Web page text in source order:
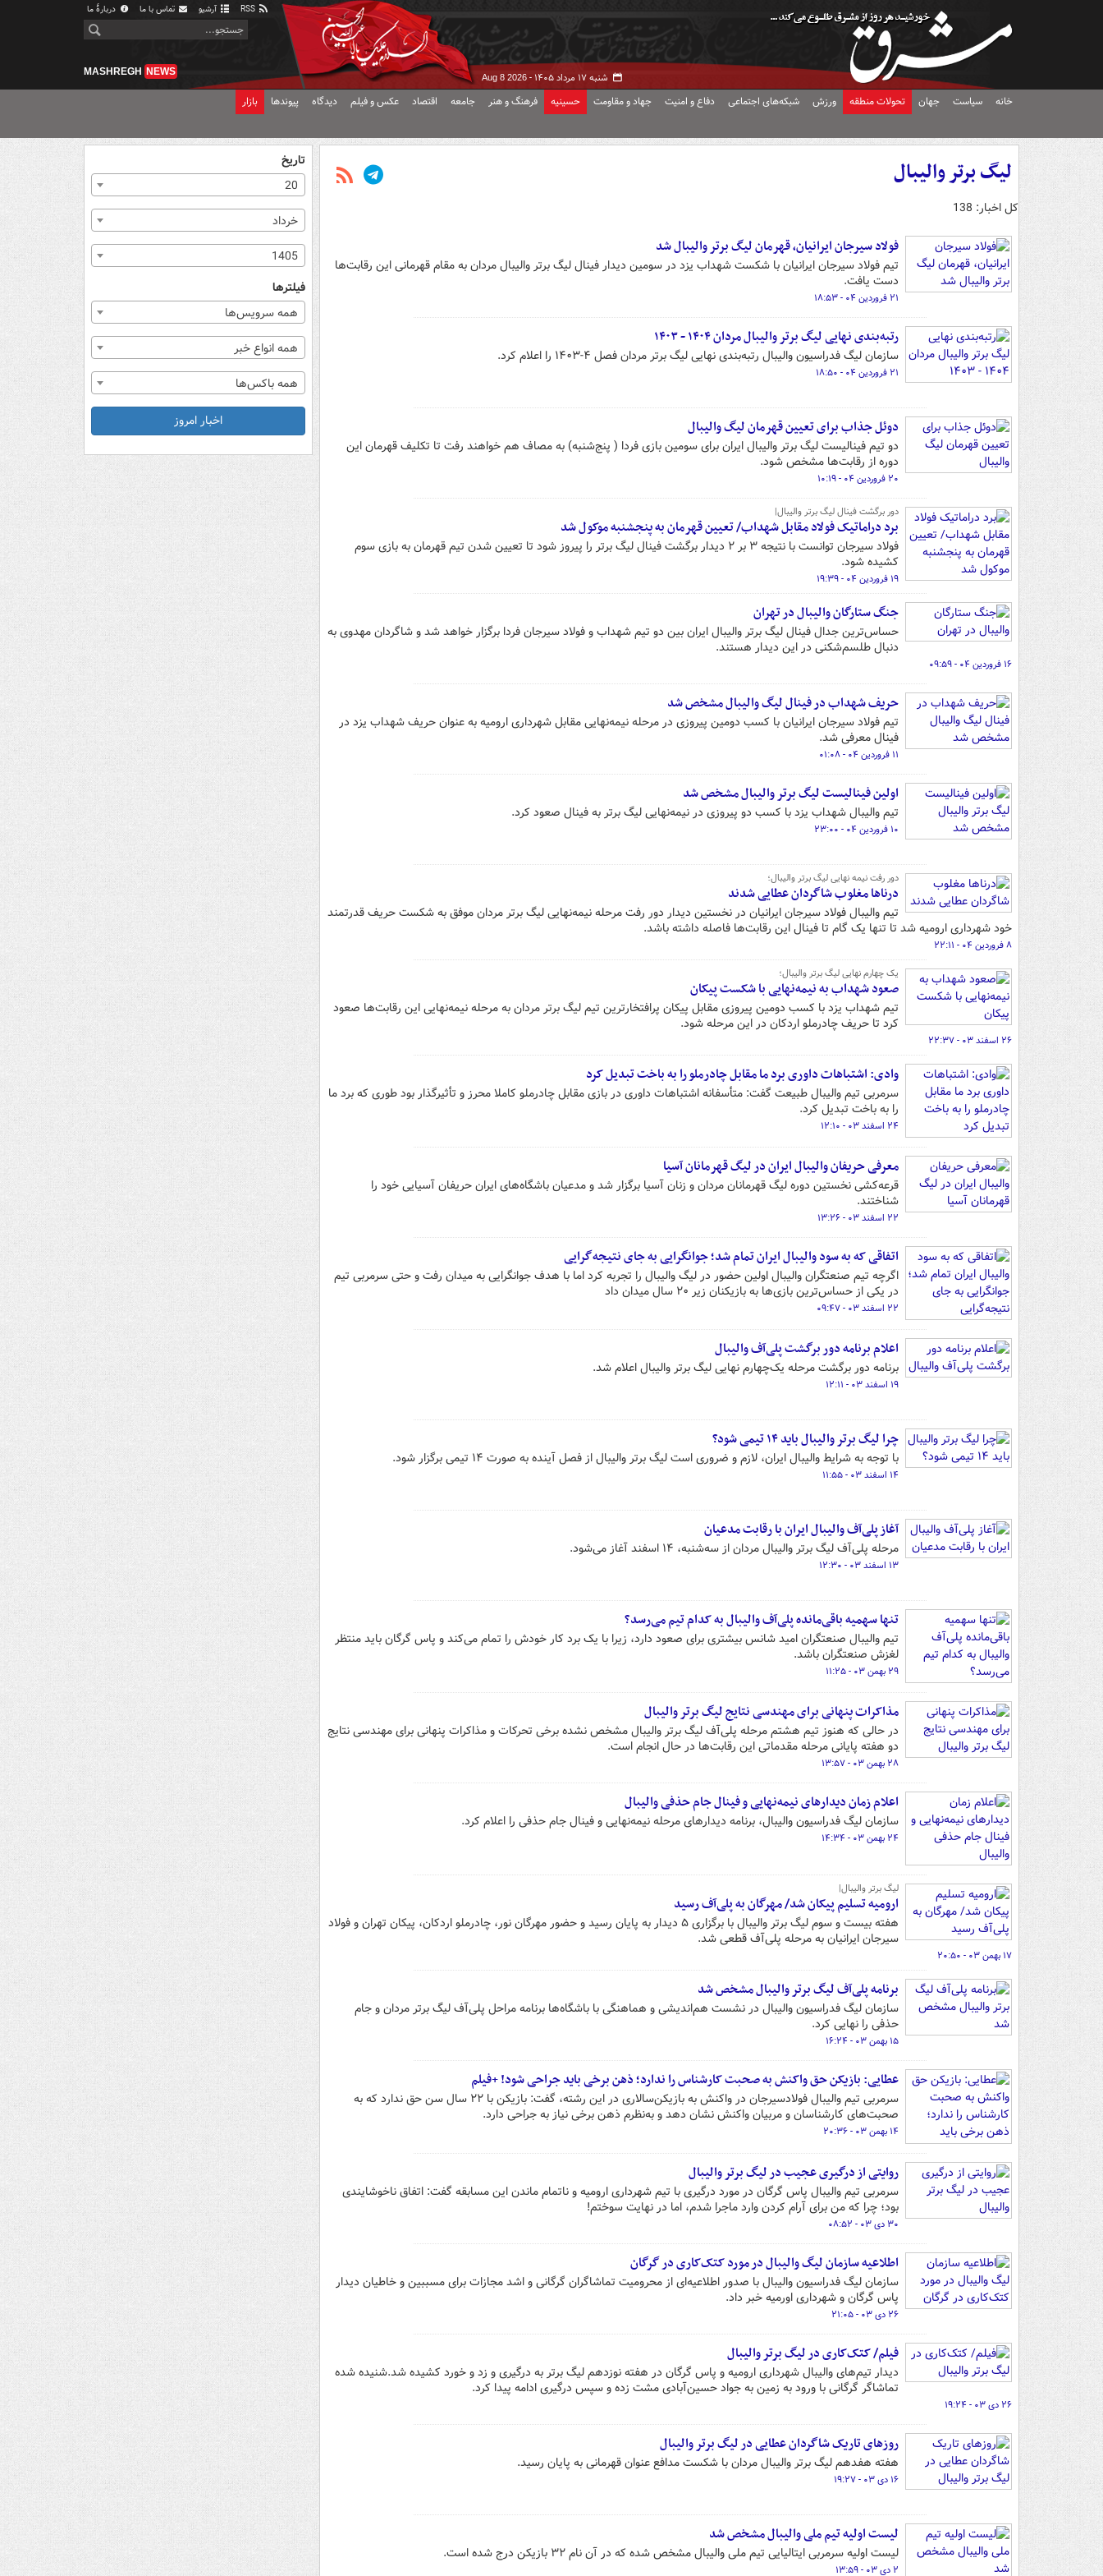
آرشیو تماس با ما دربارهٔ ما
شنبه ۱۷ مرداد ۱۴۰۵ - Aug 8 2026
MASHREGH NEWS
خانه سیاست جهان تحولات منطقه ورزش شبکه‌های اجتماعی دفاع و امنیت جهاد و مقاومت حسینیه فرهنگ و هنر جامعه اقتصاد عکس و فیلم دیدگاه پیوندها بازار
لیگ برتر والیبال
کل اخبار: 138
فولاد سیرجان ایرانیان، قهرمان لیگ برتر والیبال شد
تیم فولاد سیرجان ایرانیان با شکست شهداب یزد در سومین دیدار فینال لیگ برتر والیبال مردان به مقام قهرمانی این رقابت‌ها
دست یافت.
۲۱ فروردین ۰۴ - ۱۸:۵۳
رتبه‌بندی نهایی لیگ برتر والیبال مردان ۱۴۰۴ - ۱۴۰۳
سازمان لیگ فدراسیون والیبال رتبه‌بندی نهایی لیگ برتر مردان فصل ۴-۱۴۰۳ را اعلام کرد.
۲۱ فروردین ۰۴ - ۱۸:۵۰
دوئل جذاب برای تعیین قهرمان لیگ والیبال
دو تیم فینالیست لیگ برتر والیبال ایران برای سومین بازی فردا ( پنج‌شنبه) به مصاف هم خواهند رفت تا تکلیف قهرمان این
دوره از رقابت‌ها مشخص شود.
۲۰ فروردین ۰۴ - ۱۰:۱۹
دور برگشت فینال لیگ برتر والیبال|
برد دراماتیک فولاد مقابل شهداب/ تعیین قهرمان به پنجشنبه موکول شد
فولاد سیرجان توانست با نتیجه ۳ بر ۲ دیدار برگشت فینال لیگ برتر را پیروز شود تا تعیین شدن تیم قهرمان به بازی سوم
کشیده شود.
۱۹ فروردین ۰۴ - ۱۹:۳۹
جنگ ستارگان والیبال در تهران
حساس‌ترین جدال فینال لیگ برتر والیبال ایران بین دو تیم شهداب و فولاد سیرجان فردا برگزار خواهد شد و شاگردان مهدوی به
دنبال طلسم‌شکنی در این دیدار هستند.
۱۶ فروردین ۰۴ - ۰۹:۵۹
حریف شهداب در فینال لیگ والیبال مشخص شد
تیم فولاد سیرجان ایرانیان با کسب دومین پیروزی در مرحله نیمه‌نهایی مقابل شهرداری ارومیه به عنوان حریف شهداب یزد در
فینال معرفی شد.
۱۱ فروردین ۰۴ - ۰۱:۰۸
اولین فینالیست لیگ برتر والیبال مشخص شد
تیم والیبال شهداب یزد با کسب دو پیروزی در نیمه‌نهایی لیگ برتر به فینال صعود کرد.
۱۰ فروردین ۰۴ - ۲۳:۰۰
دور رفت نیمه نهایی لیگ برتر والیبال؛
درناها مغلوب شاگردان عطایی شدند
تیم والیبال فولاد سیرجان ایرانیان در نخستین دیدار دور رفت مرحله نیمه‌نهایی لیگ برتر مردان موفق به شکست حریف قدرتمند
خود شهرداری ارومیه شد تا تنها یک گام تا فینال این رقابت‌ها فاصله داشته باشد.
۸ فروردین ۰۴ - ۲۲:۱۱
یک چهارم نهایی لیگ برتر والیبال؛
صعود شهداب به نیمه‌نهایی با شکست پیکان
تیم شهداب یزد با کسب دومین پیروزی مقابل پیکان پرافتخارترین تیم لیگ برتر مردان به مرحله نیمه‌نهایی این رقابت‌ها صعود
کرد تا حریف چادرملو اردکان در این مرحله شود.
۲۶ اسفند ۰۳ - ۲۲:۳۷
وادی: اشتباهات داوری برد ما مقابل چادرملو را به باخت تبدیل کرد
سرمربی تیم والیبال طبیعت گفت: متأسفانه اشتباهات داوری در بازی مقابل چادرملو کاملا محرز و تأثیرگذار بود طوری که برد ما
را به باخت تبدیل کرد.
۲۴ اسفند ۰۳ - ۱۲:۱۰
معرفی حریفان والیبال ایران در لیگ قهرمانان آسیا
قرعه‌کشی نخستین دوره لیگ قهرمانان مردان و زنان آسیا برگزار شد و مدعیان باشگاه‌های ایران حریفان آسیایی خود را
شناختند.
۲۲ اسفند ۰۳ - ۱۳:۲۶
اتفاقی که به سود والیبال ایران تمام شد؛ جوانگرایی به جای نتیجه‌گرایی
اگرچه تیم صنعتگران والیبال اولین حضور در لیگ والیبال را تجربه کرد اما با هدف جوانگرایی به میدان رفت و حتی سرمربی تیم
در یکی از حساس‌ترین بازی‌ها به بازیکنان زیر ۲۰ سال میدان داد
۲۲ اسفند ۰۳ - ۰۹:۴۷
اعلام برنامه دور برگشت پلی‌آف والیبال
برنامه دور برگشت مرحله یک‌چهارم نهایی لیگ برتر والیبال اعلام شد.
۱۹ اسفند ۰۳ - ۱۲:۱۱
چرا لیگ برتر والیبال باید ۱۴ تیمی شود؟
با توجه به شرایط والیبال ایران، لازم و ضروری است لیگ برتر والیبال از فصل آینده به صورت ۱۴ تیمی برگزار شود.
۱۴ اسفند ۰۳ - ۱۱:۵۵
آغاز پلی‌آف والیبال ایران با رقابت مدعیان
مرحله پلی‌آف لیگ برتر والیبال مردان از سه‌شنبه، ۱۴ اسفند آغاز می‌شود.
۱۳ اسفند ۰۳ - ۱۲:۳۰
تنها سهمیه باقی‌مانده پلی‌آف والیبال به کدام تیم می‌رسد؟
تیم والیبال صنعتگران امید شانس بیشتری برای صعود دارد، زیرا با یک برد کار خودش را تمام می‌کند و پاس گرگان باید منتظر
لغزش صنعتگران باشد.
۲۹ بهمن ۰۳ - ۱۱:۲۵
مذاکرات پنهانی برای مهندسی نتایج لیگ برتر والیبال
در حالی که هنوز تیم هشتم مرحله پلی‌آف لیگ برتر والیبال مشخص نشده برخی تحرکات و مذاکرات پنهانی برای مهندسی نتایج
دو هفته پایانی مرحله مقدماتی این رقابت‌ها در حال انجام است.
۲۸ بهمن ۰۳ - ۱۳:۵۷
اعلام زمان دیدارهای نیمه‌نهایی و فینال جام حذفی والیبال
سازمان لیگ فدراسیون والیبال، برنامه دیدارهای مرحله نیمه‌نهایی و فینال جام حذفی را اعلام کرد.
۲۴ بهمن ۰۳ - ۱۴:۳۴
لیگ برتر والیبال|
ارومیه تسلیم پیکان شد/ مهرگان به پلی‌آف رسید
هفته بیست و سوم لیگ برتر والیبال با برگزاری ۵ دیدار به پایان رسید و حضور مهرگان نور، چادرملو اردکان، پیکان تهران و فولاد
سیرجان ایرانیان به مرحله پلی‌آف قطعی شد.
۱۷ بهمن ۰۳ - ۲۰:۵۰
برنامه پلی‌آف لیگ برتر والیبال مشخص شد
سازمان لیگ فدراسیون والیبال در نشست هم‌اندیشی و هماهنگی با باشگاه‌ها برنامه مراحل پلی‌آف لیگ برتر مردان و جام
حذفی را نهایی کرد.
۱۵ بهمن ۰۳ - ۱۶:۲۴
عطایی: بازیکن حق واکنش به صحبت‌ کارشناس را ندارد؛ ذهن برخی باید جراحی شود! +فیلم
سرمربی تیم والیبال فولادسیرجان در واکنش به بازیکن‌سالاری در این رشته، گفت: بازیکن با ۲۲ سال سن حق ندارد که به
صحبت‌های کارشناسان و مربیان واکنش نشان دهد و به‌نظرم ذهن برخی نیاز به جراحی دارد.
۱۴ بهمن ۰۳ - ۲۰:۳۶
روایتی از درگیری عجیب در لیگ برتر والیبال
سرمربی تیم والیبال پاس گرگان در مورد درگیری با تیم شهرداری ارومیه و ناتمام ماندن این مسابقه گفت: اتفاق ناخوشایندی
بود؛ چرا که من برای آرام کردن وارد ماجرا شدم، اما در نهایت سوختم!
۳۰ دی ۰۳ - ۰۸:۵۲
اطلاعیه سازمان لیگ والیبال در مورد کتک‌کاری در گرگان
سازمان لیگ فدراسیون والیبال با صدور اطلاعیه‌ای از محرومیت تماشاگران گرگانی و اشد مجازات برای مسببین و خاطیان دیدار
پاس گرگان و شهرداری اورمیه خبر داد.
۲۶ دی ۰۳ - ۲۱:۰۵
فیلم/ کتک‌کاری در لیگ برتر والیبال
دیدار تیم‌های والیبال شهرداری ارومیه و پاس گرگان در هفته نوزدهم لیگ برتر به درگیری و زد و خورد کشیده شد.شنیده شده
تماشاگر گرگانی با ورود به زمین به جواد حسین‌آبادی مشت زده و سپس درگیری ادامه پیدا کرد.
۲۶ دی ۰۳ - ۱۹:۲۴
روزهای تاریک شاگردان عطایی در لیگ برتر والیبال
هفته هفدهم لیگ برتر والیبال مردان با شکست مدافع عنوان قهرمانی به پایان رسید.
۱۶ دی ۰۳ - ۱۹:۲۷
لیست اولیه تیم ملی والیبال مشخص شد
لیست اولیه سرمربی ایتالیایی تیم ملی والیبال مشخص شده که در آن نام ۳۲ بازیکن درج شده است.
۲ دی ۰۳ - ۱۳:۵۹
تاریخ
20
خرداد
1405
فیلترها
همه سرویس‌ها
همه انواع خبر
همه باکس‌ها
اخبار امروز